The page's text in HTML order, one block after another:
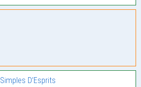
Simples D’Esprits